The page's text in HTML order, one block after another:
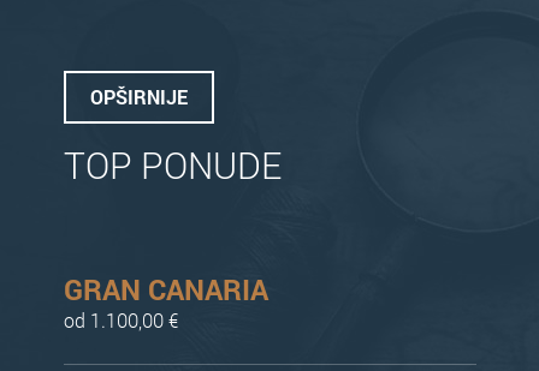
OPŠIRNIJE
TOP PONUDE
GRAN CANARIA
od 1.100,00 €